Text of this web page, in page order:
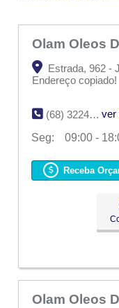
Olam Oleos
Estrada, 962 -
Endereço copiado!
(68) 3224-6482
ver
Seg:
09:00 -
Ter:
09:00
Qua:
09:00
09:00
Receba
Olam Oleos